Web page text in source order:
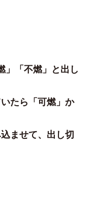
」「不燃」と出し
たら「可燃」か
ませて、出し切